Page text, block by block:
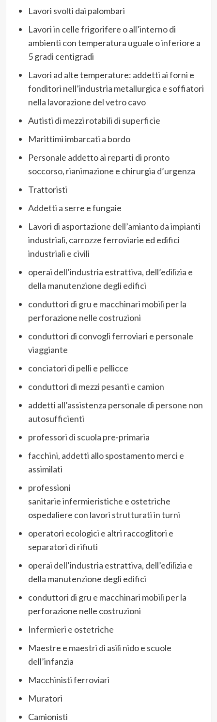
Lavori svolti dai palombari
Lavori in celle frigorifere o all’interno di
ambienti con temperatura uguale o inferiore a
5 gradi centigradi
Lavori ad alte temperature: addetti ai forni e
fonditori nell’industria metallurgica e soffiatori
nella lavorazione del vetro cavo
Autisti di mezzi rotabili di superficie
Marittimi imbarcati a bordo
Personale addetto ai reparti di pronto
soccorso, rianimazione e chirurgia d’urgenza
Trattoristi
Addetti a serre e fungaie
Lavori di asportazione dell’amianto da impianti
industriali, carrozze ferroviarie ed edifici
industriali e civili
operai dell’industria estrattiva, dell’edilizia e
della manutenzione degli edifici
conduttori di gru e macchinari mobili per la
perforazione nelle costruzioni
conduttori di convogli ferroviari e personale
viaggiante
conciatori di pelli e pellicce
conduttori di mezzi pesanti e camion
addetti all’assistenza personale di persone non
autosufficienti
professori di scuola pre-primaria
facchini, addetti allo spostamento merci e
assimilati
professioni
sanitarie infermieristiche e ostetriche
ospedaliere con lavori strutturati in turni
operatori ecologici e altri raccoglitori e
separatori di rifiuti
operai dell’industria estrattiva, dell’edilizia e
della manutenzione degli edifici
conduttori di gru e macchinari mobili per la
perforazione nelle costruzioni
Infermieri e ostetriche
Maestre e maestri di asili nido e scuole
dell’infanzia
Macchinisti ferroviari
Muratori
Camionisti